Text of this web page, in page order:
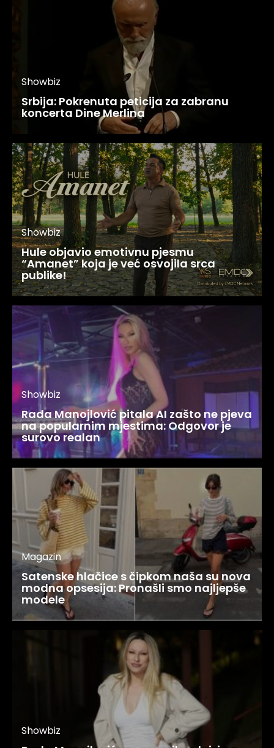
Showbiz
Srbija: Pokrenuta peticija za zabranu
koncerta Dine Merlina
Showbiz
Hule objavio emotivnu pjesmu
“Amanet” koja je već osvojila srca
publike!
Showbiz
Rada Manojlović pitala AI zašto ne pjeva
na popularnim mjestima: Odgovor je
surovo realan
Magazin
Satenske hlačice s čipkom naša su nova
modna opsesija: Pronašli smo najljepše
modele
Showbiz